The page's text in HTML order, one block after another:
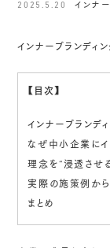
2025.5.20 インナ
インナーブランディ
【目次】
インナーブランデ
なぜ中小企業にイ
理念を“浸透させ
実際の施策例か
まとめ